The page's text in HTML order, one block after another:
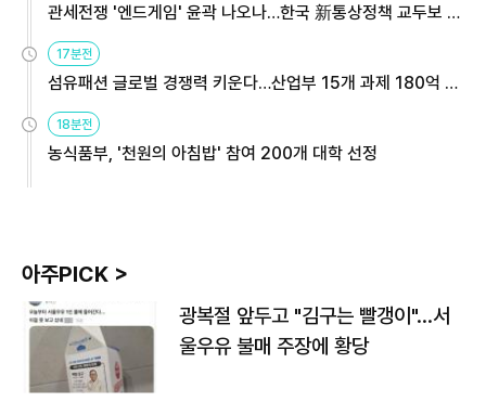
관세전쟁 '엔드게임' 윤곽 나오나…한국 新통상정책 교두보 활
17분전
섬유패션 글로벌 경쟁력 키운다…산업부 15개 과제 180억 지
18분전
농식품부, '천원의 아침밥' 참여 200개 대학 선정
아주PICK >
광복절 앞두고 "김구는 빨갱이"…서
울우유 불매 주장에 황당